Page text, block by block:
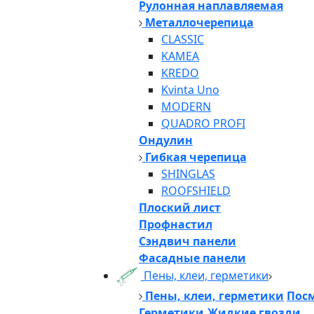
Рулонная наплавляемая
Металлочерепица
CLASSIC
KAMEA
KREDO
Kvinta Uno
MODERN
QUADRO PROFI
Ондулин
Гибкая черепица
SHINGLAS
ROOFSHIELD
Плоский лист
Профнастил
Сэндвич панели
Фасадные панели
Пены, клеи, герметики
Пены, клеи, герметики